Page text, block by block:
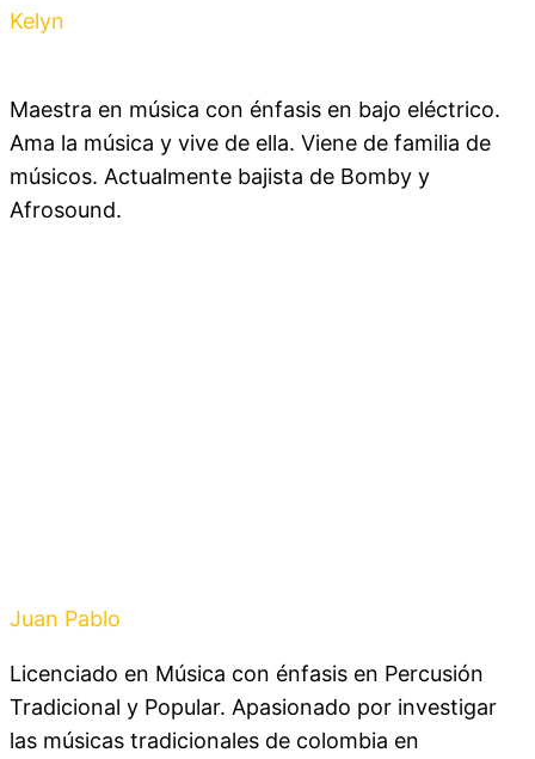
Kelyn
Maestra en música con énfasis en bajo eléctrico.
Ama la música y vive de ella. Viene de familia de
músicos. Actualmente bajista de Bomby y
Afrosound.
Juan Pablo
Licenciado en Música con énfasis en Percusión
Tradicional y Popular. Apasionado por investigar
las músicas tradicionales de colombia en